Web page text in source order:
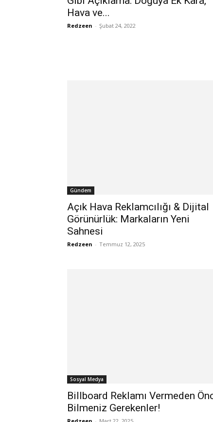
Hava ve...
Redzeen - Şubat 24, 2022
Gündem
Açık Hava Reklamcılığı & Dijital
Görünürlük: Markaların Yeni
Sahnesi
Redzeen - Temmuz 12, 2025
Sosyal Medya
Billboard Reklamı Vermeden
Bilmeniz Gerekenler!